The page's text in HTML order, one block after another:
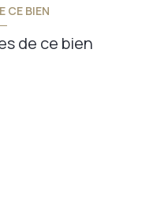
CE BIEN
de ce bien